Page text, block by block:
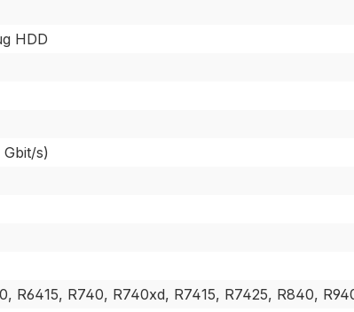
HDD
s)
R6415, R740, R740xd, R7415, R7425, R840,